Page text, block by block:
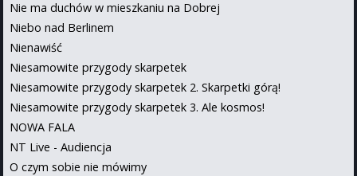
Nie ma duchów w mieszkaniu na Dobrej
Niebo nad Berlinem
Nienawiść
Niesamowite przygody skarpetek
Niesamowite przygody skarpetek 2. Skarpetki górą!
Niesamowite przygody skarpetek 3. Ale kosmos!
NOWA FALA
NT Live - Audiencja
O czym sobie nie mówimy